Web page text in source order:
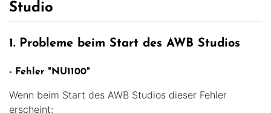
Studio
1. Probleme beim Start des AWB Studios
- Fehler "NU1100"
Wenn beim Start des AWB Studios dieser Fehler
erscheint: